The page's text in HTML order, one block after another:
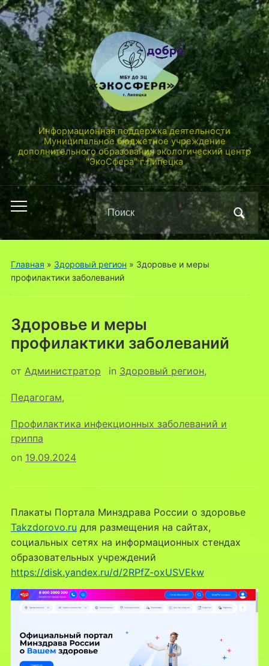
Информационная поддержка деятельности
Муниципальное бюджетное учреждение
дополнительного образования экологический центр
"ЭкоСфера" г.Липецка
Переключить
мобильное
меню
Поиск
по:
Главная » Здоровый регион » Здоровье и меры
профилактики заболеваний
Здоровье и меры
профилактики заболеваний
от Администратор in Здоровый регион,
Педагогам,
Профилактика инфекционных заболеваний и
гриппа
on 19.09.2024
Плакаты Портала Минздрава России о здоровье
Takzdorovo.ru для размещения на сайтах,
социальных сетях на информационных стендах
образовательных учреждений
https://disk.yandex.ru/d/2RPfZ-oxUSVEkw